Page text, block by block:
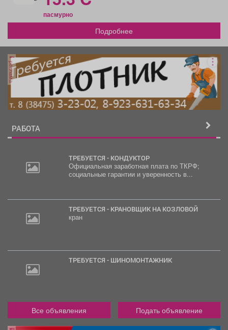
пасмурно
Подробнее
реклама
РАБОТА
ТРЕБУЕТСЯ - КОНДУКТОР
Официальная заработная плата по ТКРФ;
социальные гарантии и уверенность в...
ТРЕБУЕТСЯ - КРАНОВЩИК НА КОЗЛОВОЙ
кран
ТРЕБУЕТСЯ - ШИНОМОНТАЖНИК
Все объявления Подать объявление